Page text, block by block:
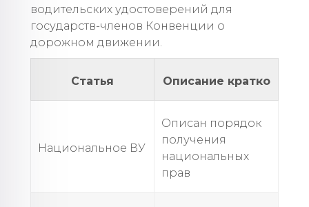
водительских удостоверений для
государств-членов Конвенции о
дорожном движении.
Статья Описание кратко
Национальное ВУ
Описан порядок
получения
национальных
прав